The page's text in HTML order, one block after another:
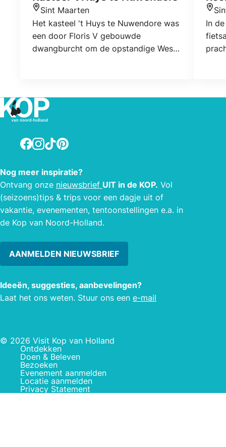
Sint Maarten
Het kasteel 't Huys te Nuwendore was
een door Floris V gebouwde
dwangburcht om de opstandige West-
Wijdenes en Oudorp. Aan het einde
van de 14e eeuw is het kasteel
verwoest, waarschijnlijk ten gevolge
van en dijkbreuk. De fundamenten zijn
door de Rijksdienst voor de
geconserveerd en er is een pad naar
toe gemaakt. De ruïne ligt in een bocht
van de Westfriese Zeedijk tussen
Eenigenburg en Krabbendam aan de
Burchtweg. Een boekje hierover is te
In
Facebook
Instagram
TikTokPinterest
Nog meer inspiratie?
Ontvang onze nieuwsbrief UIT in de KOP. Vol
(seizoens)tips & trips voor een dagje uit of
vakantie, evenementen, tentoonstellingen e.a. in
de Kop van Noord-Holland.
AANMELDEN NIEUWSBRIEF
Ideeën, suggesties, aanbevelingen?
Laat het ons weten. Stuur ons een e-mail
© 2026 Visit Kop van Holland
Ontdekken
Doen & Beleven
Bezoeken
Evenement aanmelden
Locatie aanmelden
Privacy Statement